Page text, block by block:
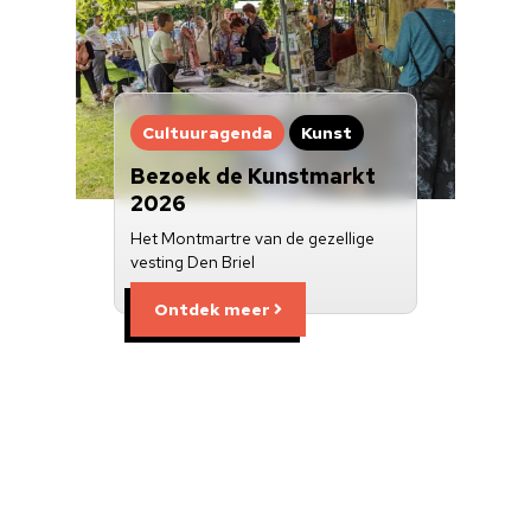
Cultuuragenda Kunst
Bezoek de Kunstmarkt
2026
Het Montmartre van de gezellige
vesting Den Briel
Ontdek meer